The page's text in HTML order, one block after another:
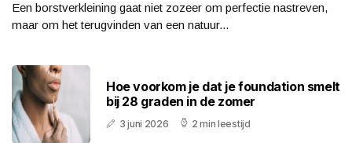
Een borstverkleining gaat niet zozeer om perfectie nastreven,
maar om het terugvinden van een natuur...
Hoe voorkom je dat je foundation smelt
bij 28 graden in de zomer
3 juni 2026 2 min leestijd